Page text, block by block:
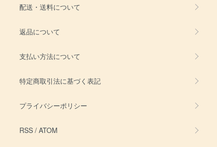
配送・送料について
返品について
支払い方法について
特定商取引法に基づく表記
プライバシーポリシー
RSS / ATOM